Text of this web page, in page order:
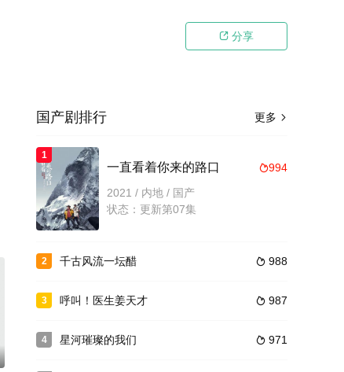
 分享
更多 
国产剧排行
1
994
一直看着你来的路口
2021 / 内地 / 国产
状态：更新第07集
2  988
千古风流一坛醋
3  987
呼叫！医生姜天才
4  971
星河璀璨的我们